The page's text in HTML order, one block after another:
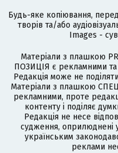
Будь-яке копіювання,
творів та/або
Images -
Матеріали з плашкою
ПОЗИЦІЯ є рекламними та
Редакція може не
Матеріали з плашкою
рекламними, проте
контенту і поділяє
Редакція не несе
судження, оприлюднені
українським
реклами